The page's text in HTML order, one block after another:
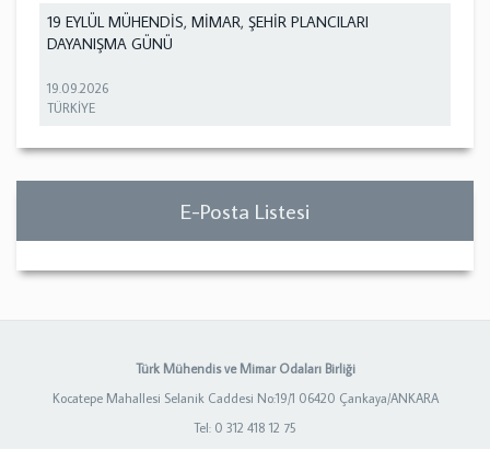
19 EYLÜL MÜHENDİS, MİMAR, ŞEHİR PLANCILARI
DAYANIŞMA GÜNÜ
19.09.2026
TÜRKİYE
E-Posta Listesi
Türk Mühendis ve Mimar Odaları Birliği
Kocatepe Mahallesi Selanik Caddesi No:19/1 06420 Çankaya/ANKARA
Tel: 0 312 418 12 75